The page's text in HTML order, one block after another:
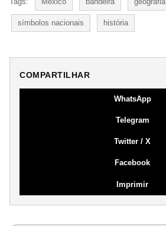
símbolos nacionais história
COMPARTILHAR
WhatsApp
Telegram
Twitter / X
Facebook
Imprimir